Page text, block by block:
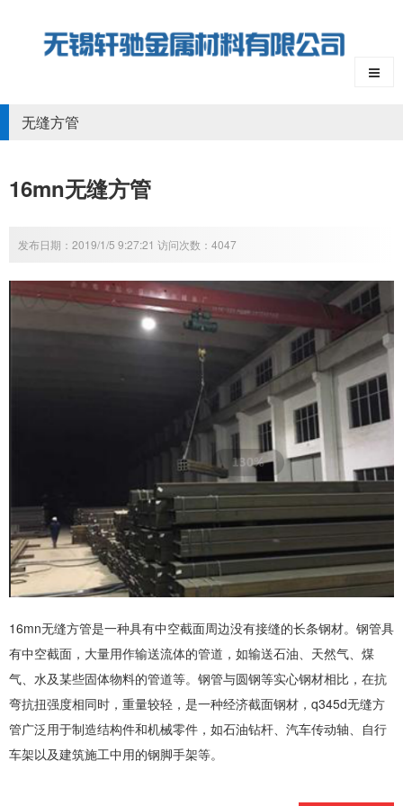
无缝方管
16mn无缝方管
发布日期：2019/1/5 9:27:21 访问次数：4047
16mn无缝方管是一种具有中空截面周边没有接缝的长条钢材。钢管具
有中空截面，大量用作输送流体的管道，如输送石油、天然气、煤
气、水及某些固体物料的管道等。钢管与圆钢等实心钢材相比，在抗
弯抗扭强度相同时，重量较轻，是一种经济截面钢材，q345d无缝方
管广泛用于制造结构件和机械零件，如石油钻杆、汽车传动轴、自行
车架以及建筑施工中用的钢脚手架等。